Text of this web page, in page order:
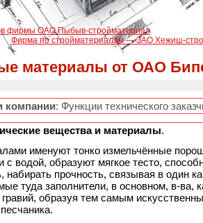
фирмы ОАО Пыбыв-стройматериал
Фирма по стройматериалам — ЗАО Xежиш-
материалы от ОАО
компании: Функции технического
вещества и материалы.
именуют тонко измельчённые
с водой, образуют мягкое тесто,
набирать прочность, связывая в один
туда заполнители, в основном, в-ва,
образуя тем самым